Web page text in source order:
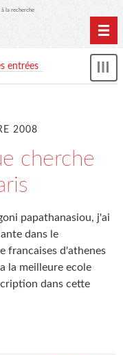
à la recherche
le
entrées
2008
cherche
papathanasiou, j'ai
dans le
francaises d'athenes
la meilleure ecole
dans cette